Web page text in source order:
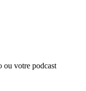
ou votre podcast